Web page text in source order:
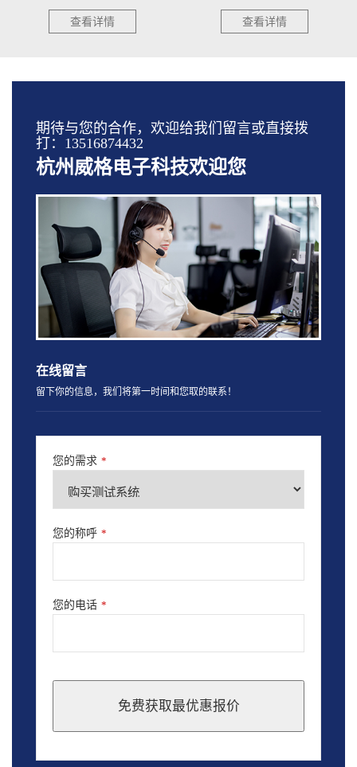
查看详情 查看详情
期待与您的合作，欢迎给我们留言或直接拨
打：13516874432
杭州威格电子科技欢迎您
在线留言
留下你的信息，我们将第一时间和您取的联系！
您的需求 *
您的称呼 *
您的电话 *
免费获取最优惠报价